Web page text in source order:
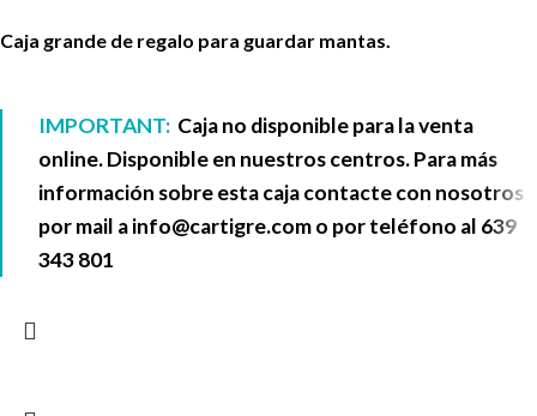
Caja grande de regalo para guardar mantas.
IMPORTANT: Caja no disponible para la venta
online. Disponible en nuestros centros. Para más
información sobre esta caja contacte con nosotros
por mail ainfo@cartigre.como por teléfono al 639
343 801